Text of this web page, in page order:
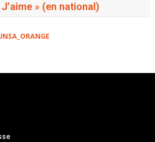
» (en national)